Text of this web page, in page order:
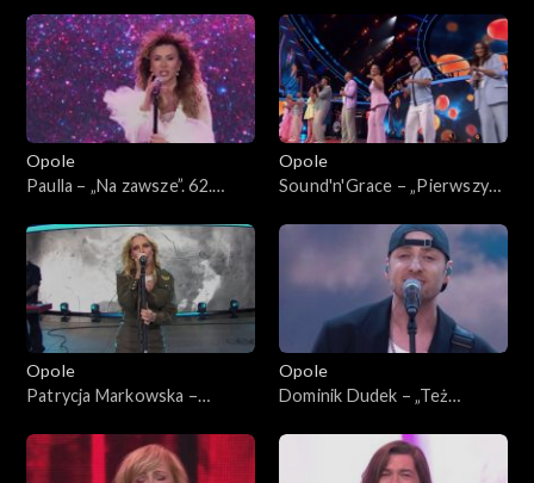
i „Prawie do nieba”. 62. KFPP:
Koncert „Premiery”
śmierć” i „Niecierpliwi”. 62.
KFPP: Koncert „Premiery”
Opole
Paulla – „Na zawsze”. 62.
Opole
Sound'n'Grace – „Pierwszy
„Premiery”
Opole
Patrycja Markowska –
KFPP: Koncert „Premiery”
Opole
Dominik Dudek – „Też
Koncert „Premiery”